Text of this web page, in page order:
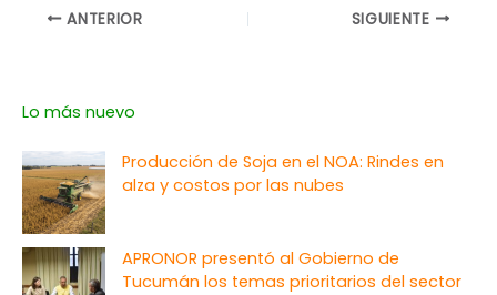
ANTERIOR SIGUIENTE
Lo más nuevo
Producción de Soja en el NOA: Rindes en
alza y costos por las nubes
APRONOR presentó al Gobierno de
Tucumán los temas prioritarios del sector